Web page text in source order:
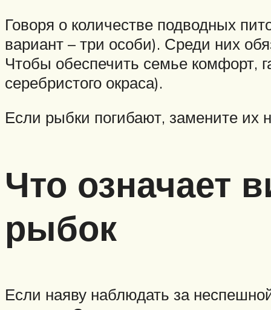
Говоря о количестве подводных
вариант – три особи). Среди них
Чтобы обеспечить семье комфорт,
серебристого окраса).
Если рыбки погибают, замените их
Что означает
рыбок
Если наяву наблюдать за